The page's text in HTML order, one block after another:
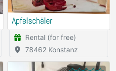
Apfelschäler
Rental (for free)
78462 Konstanz